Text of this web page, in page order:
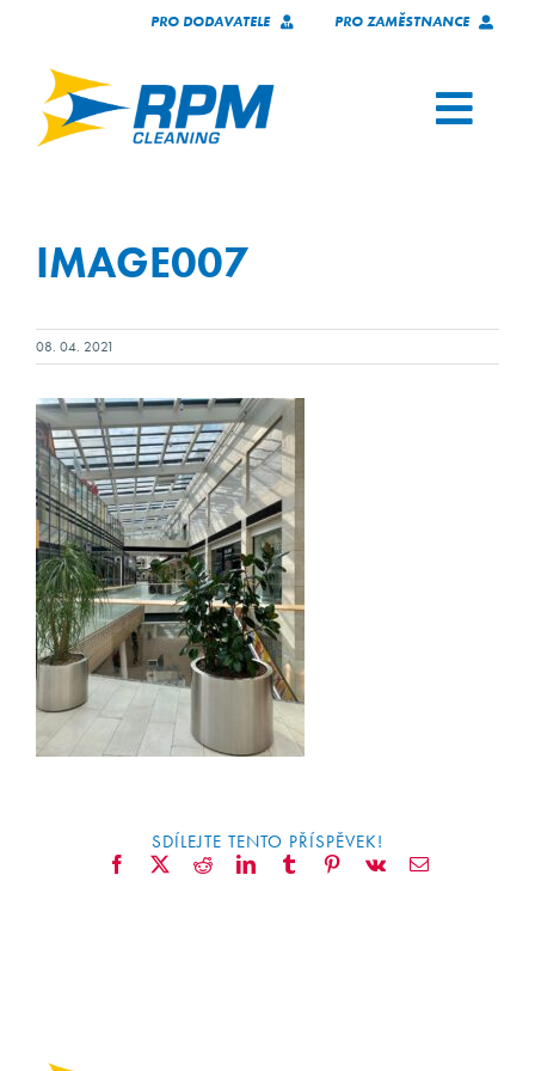
PRO DODAVATELE PRO ZAMĚSTNANCE
OUR CLIENTS
WHO WE ARE
TECHNOLOGY
JOIN OUR TEAM
CONTACT
IMAGE007
08. 04. 2021
SDÍLEJTE TENTO PŘÍSPĚVEK!
Facebook
X RedditLinkedIn TumblrPinterestVk Email